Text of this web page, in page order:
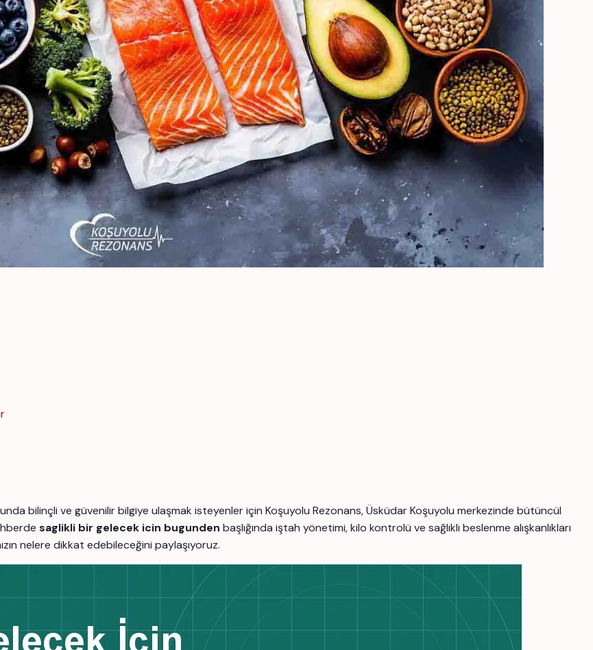
bilinçli ve güvenilir bilgiye ulaşmak isteyenler için Koşuyolu Rezonans, Üsküdar Koşuyolu merkezinde bütüncül
saglikli bir gelecek icin bugunden başlığında iştah yönetimi, kilo kontrolü ve sağlıklı beslenme alışkanlıkları
nelere dikkat edebileceğini paylaşıyoruz.